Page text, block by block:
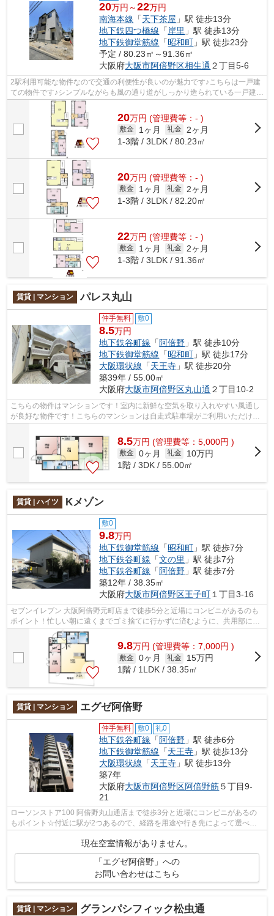
20万円～22万円
南海本線 「天下茶屋 」駅 徒歩13分
地下鉄四つ橋線 「岸里 」駅 徒歩13分
地下鉄御堂筋線 「昭和町 」駅 徒歩23分
予定 / 80.23㎡～91.36㎡
大阪府大阪市阿倍野区相生通 ２丁目5-6
2駅利用可能な物件なので交通の利便性が良いのが魅力です♪こちらは一戸建
ての物件です♪シンプルながらも風の通り道がしっかり造られている一戸建て
です♪気になるイチオシ物件情報：「...
20万円 (管理費等：- )
敷金 1ヶ月 礼金
2ヶ月
1-3階 / 3LDK / 80.23㎡
20万円 (管理費等：- )
敷金 1ヶ月 礼金
2ヶ月
1-3階 / 3LDK / 82.20㎡
22万円 (管理費等：- )
敷金 1ヶ月 礼金
2ヶ月
1-3階 / 3LDK / 91.36㎡
賃貸 | マンション パレス丸山
仲手無料 敷0
8.5万円
地下鉄谷町線 「 阿倍野 」駅 徒歩10分
地下鉄御堂筋線 「昭和町 」駅 徒歩17分
大阪環状線 「天王寺 」駅 徒歩20分
築39年 / 55.00㎡
大阪府大阪市阿倍野区丸山通 ２丁目10-2
こちらの物件はマンションです！室内に新鮮な空気を取り入れやすい風通し
が良好な物件です！こちらのマンションは自走式駐車場がご利用いただけま
8.5万円 (管理費等：5,000円 )
敷金 0ヶ月 礼金
10万円
1階 / 3DK / 55.00㎡
賃貸 | ハイツ Kメゾン
敷0
9.8万円
地下鉄御堂筋線 「昭和町 」駅 徒歩7分
地下鉄谷町線 「文の里 」駅 徒歩7分
地下鉄谷町線 「 阿倍野 」駅 徒歩7分
築12年 / 38.35㎡
大阪府大阪市阿倍野区王子町 １丁目3-16
セブンイレブン 大阪阿倍野元町店まで徒歩5分と近場にコンビニがあるのも
ポイント！忙しい朝に遠くまでゴミ捨てに行かずに済むように、共用部にゴ
ミ置き場があります！風通しのよさが...
9.8万円 (管理費等：7,000円 )
敷金 0ヶ月 礼金
15万円
1階 / 1LDK / 38.35㎡
賃貸 | マンション エグゼ阿倍野
仲手無料 敷0 礼0
地下鉄谷町線 「 阿倍野 」駅 徒歩6分
地下鉄御堂筋線 「天王寺 」駅 徒歩13分
大阪環状線 「天王寺 」駅 徒歩13分
築7年
大阪府大阪市阿倍野区阿倍野筋５丁目9-
21
ローソンストア100 阿倍野丸山通店まで徒歩3分と近場にコンビニがあるの
もポイント☆付近に駅が2つあるので、経路を用途や行き先によって選べる
物件です☆通風良好な物件です☆共用部には...
現在空室情報がありません。
「エグゼ阿倍野」への
お問い合わせはこちら
賃貸 | マンション グランパシフィック松虫通